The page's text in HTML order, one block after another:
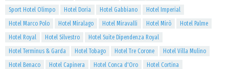
Sport Hotel Olimpo
Hotel Doria Hotel Gabbiano
Hotel Imperial
Hotel Marco Polo
Hotel Miralago Hotel Miravalli Hotel Mirò
Hotel Palme
Hotel Royal
Hotel Silvestro
Hotel Suite Dipendenza Royal
Hotel Terminus & Garda
Hotel Tobago Hotel Tre Corone
Hotel Villa Mulino
Hotel Benaco
Hotel Capinera Hotel Conca d'Oro
Hotel Cortina